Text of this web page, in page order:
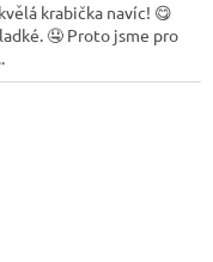
krabička navíc! 😋
🤤 Proto jsme pro